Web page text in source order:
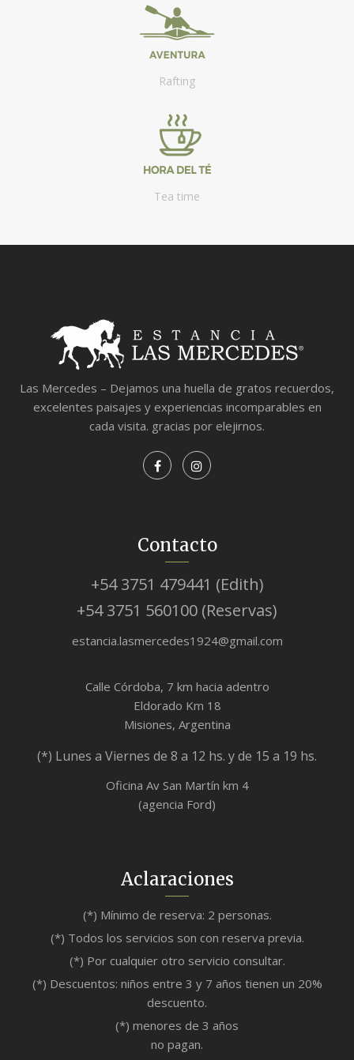
Rafting
Tea time
Las Mercedes – Dejamos una huella de gratos recuerdos,
excelentes paisajes y experiencias incomparables en
cada visita. gracias por elejirnos.
Contacto
+54 3751 479441 (Edith)
+54 3751 560100 (Reservas)
estancia.lasmercedes1924@gmail.com
Calle Córdoba, 7 km hacia adentro
Eldorado Km 18
Misiones, Argentina
(*) Lunes a Viernes de 8 a 12 hs. y de 15 a 19 hs.
Oficina Av San Martín km 4
(agencia Ford)
Aclaraciones
(*) Mínimo de reserva: 2 personas.
(*) Todos los servicios son con reserva previa.
(*) Por cualquier otro servicio consultar.
(*) Descuentos: niños entre 3 y 7 años tienen un 20%
descuento.
(*) menores de 3 años
no pagan.